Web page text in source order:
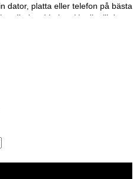
dator, platta eller telefon på bästa
bjuder vi in dig till den
ut i den digitala världen – och
sociala medier, våga handla på
guide till den digitala världen du